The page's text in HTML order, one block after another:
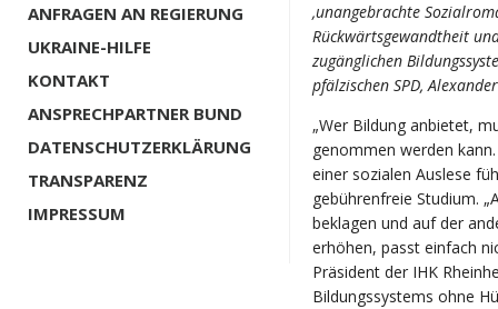
ANFRAGEN AN REGIERUNG
UKRAINE-HILFE
KONTAKT
ANSPRECHPARTNER BUND
DATENSCHUTZERKLÄRUNG
TRANSPARENZ
IMPRESSUM
‚unangebrachte
Rückwärtsgewandtheit
zugänglichen
pfälzischen SPD,
„Wer Bildung anbietet,
genommen werden
einer sozialen Auslese
gebührenfreie Studium.
beklagen und auf der
erhöhen, passt einfach
Präsident der IHK
Bildungssystems ohne